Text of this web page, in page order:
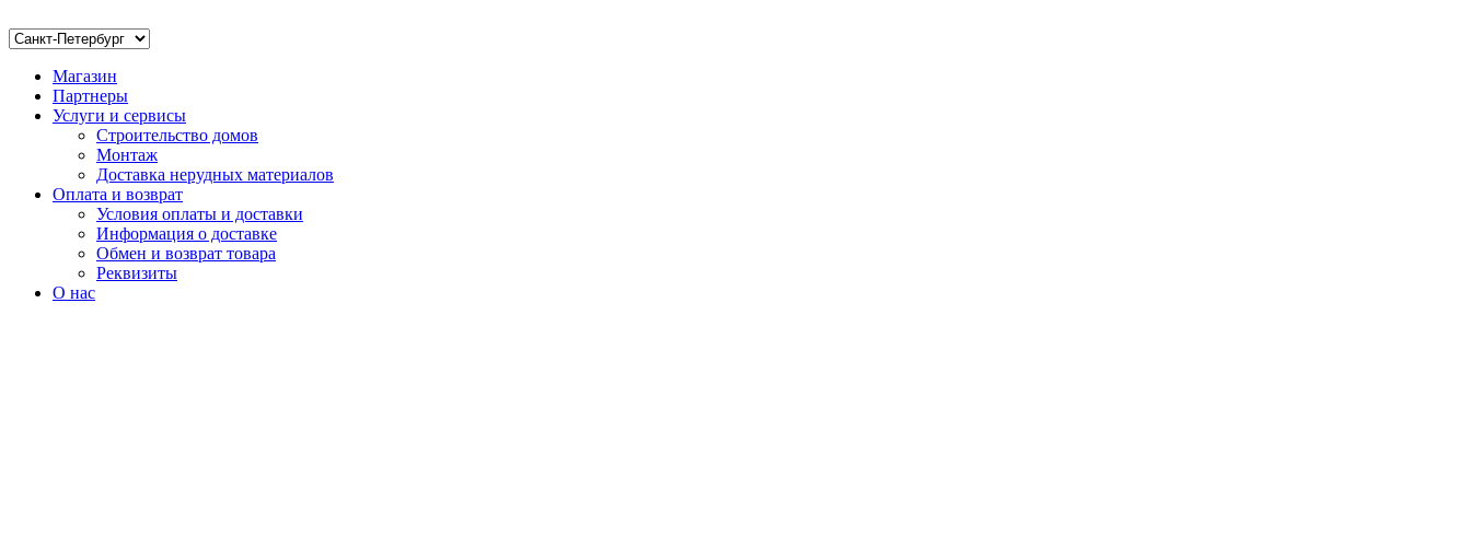
Магазин
Партнеры
Услуги и сервисы
Строительство домов
Монтаж
Доставка нерудных материалов
Оплата и возврат
Условия оплаты и доставки
Информация о доставке
Обмен и возврат товара
Реквизиты
О нас